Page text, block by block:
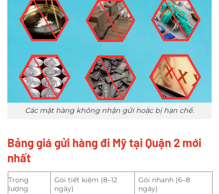
Các mặt hàng không nhận gửi hoặc bị hạn chế.
Bảng giá gửi hàng đi Mỹ tại Quận 2 mới
nhất
Trọng
lượng
Gói tiết kiệm (8–12
ngày)
Gói nhanh (6–8
ngày)